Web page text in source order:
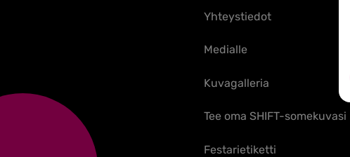
Yhteystiedot
Medialle
Kuvagalleria
Tee oma SHIFT-somekuvasi
Festarietiketti